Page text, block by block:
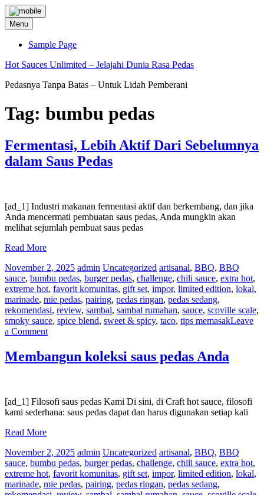
Skip
to
content
Menu
Sample Page
Hot Sauces Unlimited – Jelajahi Dunia Rasa Pedas
Pedasnya Tanpa Batas – Untuk Lidah Pemberani
Tag: bumbu pedas
Fermentasi, Lebih Aktif Dari Sebelumnya
dalam Saus Pedas
[ad_1] Industri makanan fermentasi aktif dan berkembang, dan jika
Anda mencermati pembuatan saus pedas, Anda mungkin akan
melihat sejumlah pembuat saus pedas
Read More
November 2, 2025 admin Uncategorized artisanal, BBQ, BBQ
sauce, bumbu pedas, burger pedas, challenge, chili sauce, extra hot,
extreme hot, favorit komunitas, gift set, impor, limited edition, lokal,
marinade, mie pedas, pairing, pedas ringan, pedas sedang,
rekomendasi, review, sambal, sambal rumahan, sauce, scoville scale,
smoky sauce, spice blend, sweet & spicy, taco, tips memasakLeave
a Commenton
Lebih
Aktif
Saus
Pedas
Membangun koleksi saus pedas Anda
[ad_1] Filosofi saus pedas Kami Di sini, di Craft hot sauce, filosofi
kami sederhana: saus pedas dapat dan harus digunakan setiap kali
Read More
November 2, 2025 admin Uncategorized artisanal, BBQ, BBQ
sauce, bumbu pedas, burger pedas, challenge, chili sauce, extra hot,
extreme hot, favorit komunitas, gift set, impor, limited edition, lokal,
marinade, mie pedas, pairing, pedas ringan, pedas sedang,